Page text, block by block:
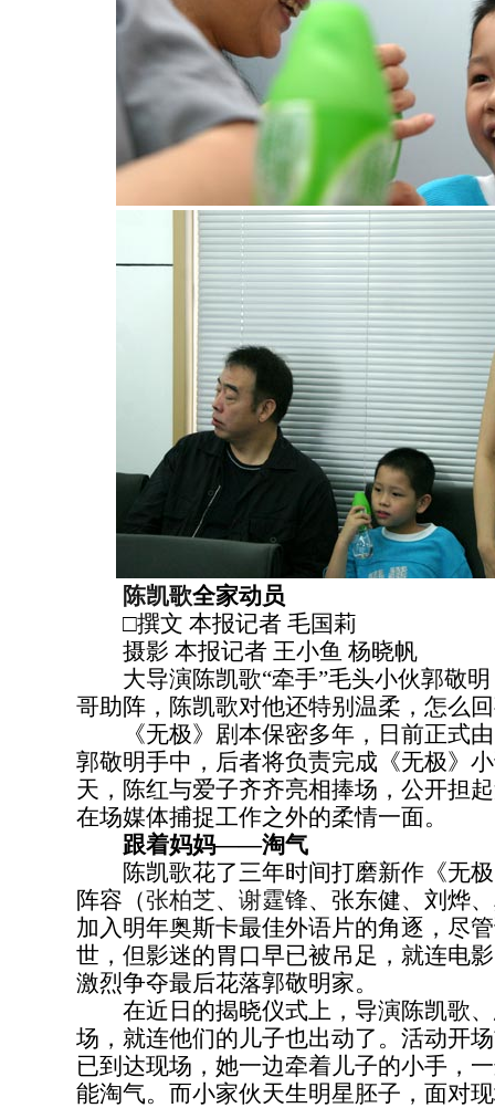
陈凯歌全家动员
□撰文 本报记者 毛国莉
摄影 本报记者 王小鱼 杨晓帆
大导演陈凯歌“牵手”毛头小伙郭敬明
哥助阵，陈凯歌对他还特别温柔，怎么
《无极》剧本保密多年，日前正式由
郭敬明手中，后者将负责完成《无极》
天，陈红与爱子齐齐亮相捧场，公开担
在场媒体捕捉工作之外的柔情一面。
跟着妈妈——淘气
陈凯歌花了三年时间打磨新作《无极
阵容（张柏芝、 谢霆锋、张东健、刘烨
加入明年奥斯卡最佳外语片的角逐，尽
世，但影迷的胃口早已被吊足，就连电
激烈争夺最后花落郭敬明家。
在近日的揭晓仪式上，导演陈凯歌、
场，就连他们的儿子也出动了。活动开
已到达现场，她一边牵着儿子的小手，
能淘气。而小家伙天生明星胚子，面对